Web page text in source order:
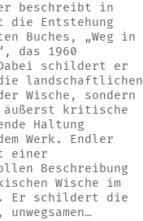
beschreibt in
die Entstehung
Buches, „Weg in
das 1960
schildert er
landschaftlichen
Wische, sondern
äußerst kritische
Haltung
Werk. Endler
einer
Beschreibung
Wische im
Er schildert die